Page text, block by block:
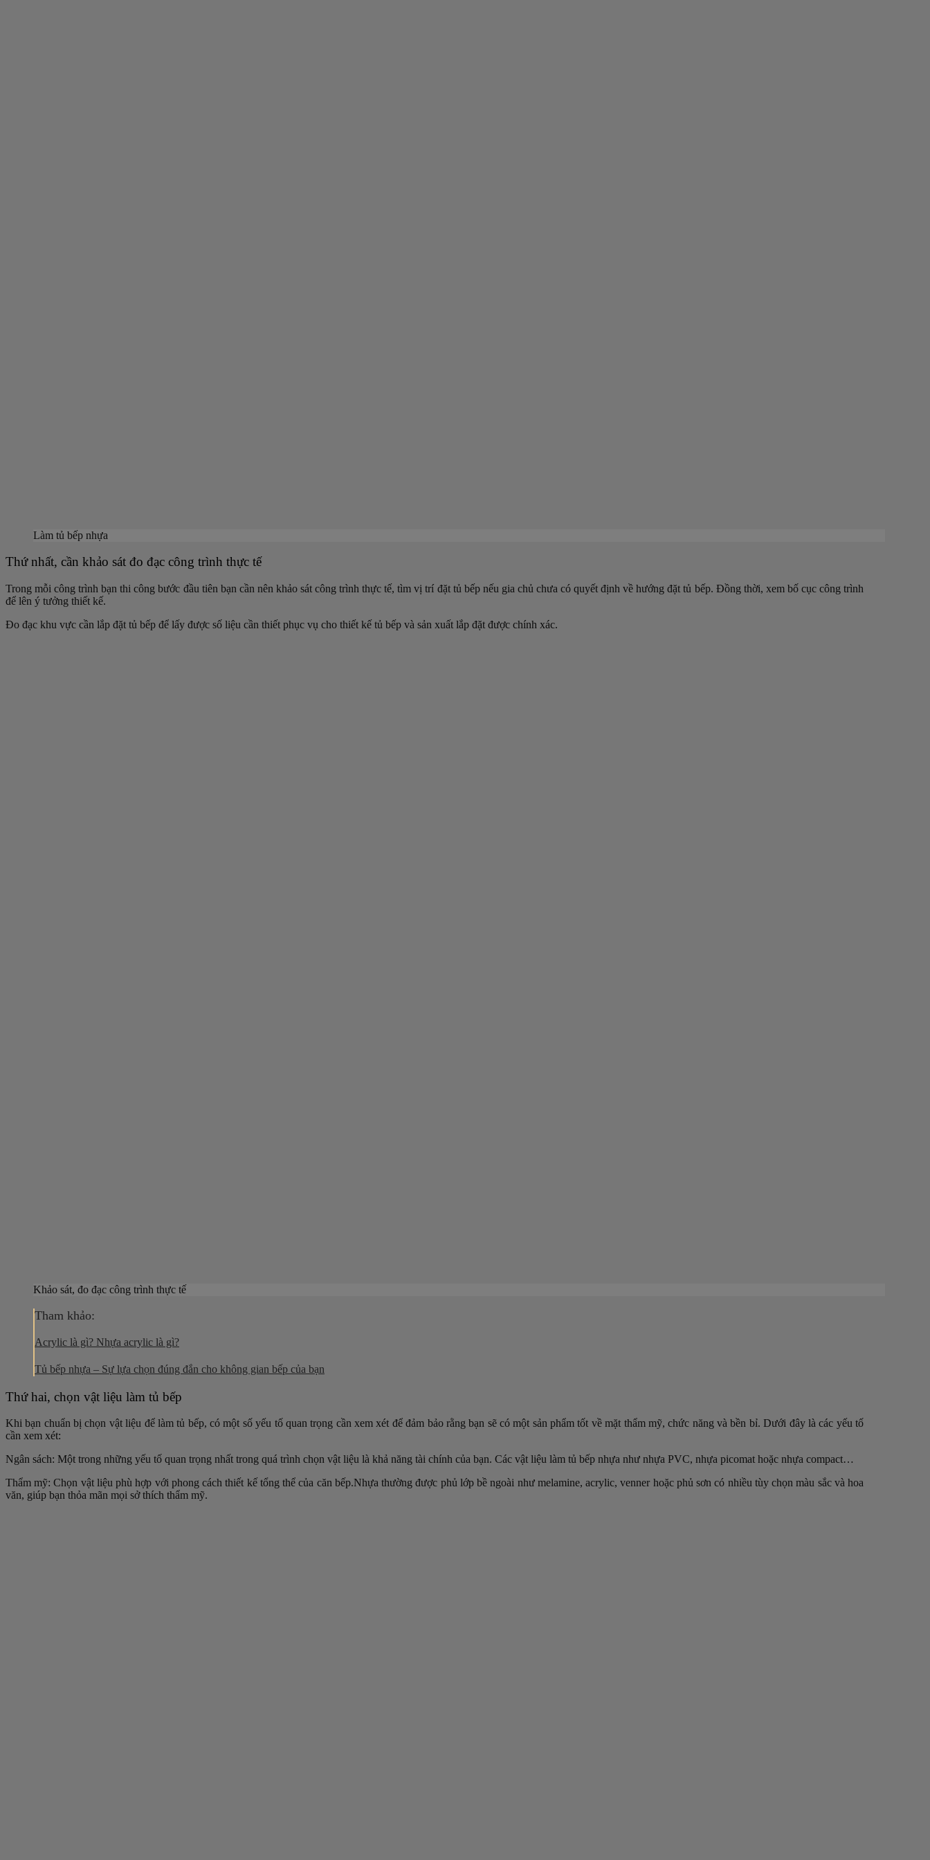
Làm tủ bếp nhựa
Thứ nhất, cần khảo sát đo đạc công trình thực tế
Trong mỗi công trình bạn thi công bước đầu tiên bạn cần nên khảo sát công trình thực tế, tìm vị trí đặt tủ bếp nếu gia chủ chưa có quyết định về hướng đặt tủ bếp. Đồng thời, xem bố cục công trình
để lên ý tưởng thiết kế.
Đo đạc khu vực cần lắp đặt tủ bếp để lấy được số liệu cần thiết phục vụ cho thiết kế tủ bếp và sản xuất lắp đặt được chính xác.
Khảo sát, đo đạc công trình thực tế
Tham khảo:
Acrylic là gì? Nhựa acrylic là gì?
Tủ bếp nhựa – Sự lựa chọn đúng đắn cho không gian bếp của bạn
Thứ hai, chọn vật liệu làm tủ bếp
Khi bạn chuẩn bị chọn vật liệu để làm tủ bếp, có một số yếu tố quan trọng cần xem xét để đảm bảo rằng bạn sẽ có một sản phẩm tốt về mặt thẩm mỹ, chức năng và bền bỉ. Dưới đây là các yếu tố
cần xem xét:
Ngân sách: Một trong những yếu tố quan trọng nhất trong quá trình chọn vật liệu là khả năng tài chính của bạn. Các vật liệu làm tủ bếp nhựa như nhựa PVC, nhựa picomat hoặc nhựa compact…
Thẩm mỹ: Chọn vật liệu phù hợp với phong cách thiết kế tổng thể của căn bếp.Nhựa thường được phủ lớp bề ngoài như melamine, acrylic, venner hoặc phủ sơn có nhiều tùy chọn màu sắc và hoa
văn, giúp bạn thỏa mãn mọi sở thích thẩm mỹ.